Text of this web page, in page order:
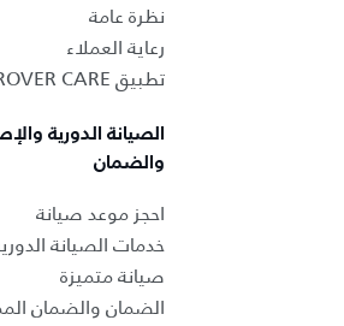
نظرة عامة
رعاية العملاء
تطبيق LAND ROVER CARE
الصيانة الدورية
والضمان
احجز موعد صيانة
خدمات الصيانة
صيانة متميزة
الضمان والضمان